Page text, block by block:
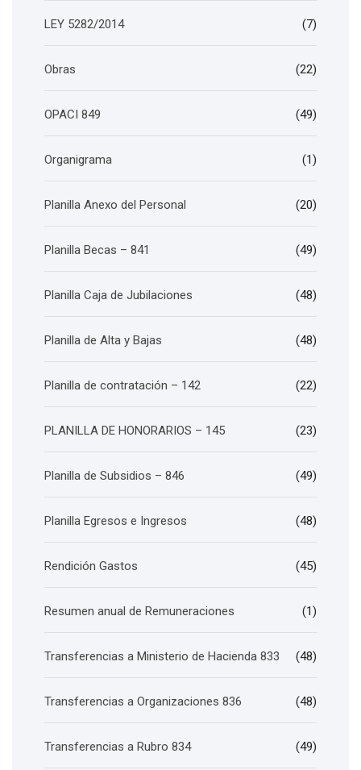
LEY 5282/2014 (7)
Obras (22)
OPACI 849 (49)
Organigrama (1)
Planilla Anexo del Personal (20)
Planilla Becas – 841 (49)
Planilla Caja de Jubilaciones (48)
Planilla de Alta y Bajas (48)
Planilla de contratación – 142 (22)
PLANILLA DE HONORARIOS – 145 (23)
Planilla de Subsidios – 846 (49)
Planilla Egresos e Ingresos (48)
Rendición Gastos (45)
Resumen anual de Remuneraciones (1)
Transferencias a Ministerio de Hacienda 833 (48)
Transferencias a Organizaciones 836 (48)
Transferencias a Rubro 834 (49)